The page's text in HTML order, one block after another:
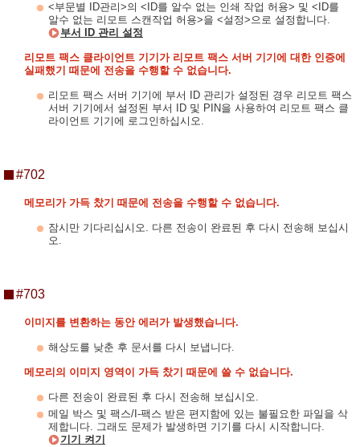
<부문별 ID관리>의 <ID를 알수 없는 인쇄 작업 허용> 및 <ID를
알수 없는 리모트 스캔작업 허용>을 <설정>으로 설정합니다.
부서 ID 관리 설정
리모트 팩스 클라이언트 기기가 리모트 팩스 서버 기기에 대한 인증에
실패했기 때문에 전송을 수행할 수 없습니다.
리모트 팩스 서버 기기에 부서 ID 관리가 설정된 경우 리모트 팩스
서버 기기에서 설정된 부서 ID 및 PIN을 사용하여 리모트 팩스 클
라이언트 기기에 로그인하십시오.
#702
메모리가 가득 찼기 때문에 전송을 수행할 수 없습니다.
잠시만 기다리십시오. 다른 전송이 완료된 후 다시 전송해 보십시
오.
#703
이미지를 변환하는 동안 에러가 발생했습니다.
해상도를 낮춘 후 문서를 다시 보냅니다.
메모리의 이미지 영역이 가득 찼기 때문에 쓸 수 없습니다.
다른 전송이 완료된 후 다시 전송해 보십시오.
메일 박스 및 팩스/I-팩스 받은 편지함에 있는 불필요한 파일을 삭
제합니다. 그래도 문제가 발생하면 기기를 다시 시작합니다.
기기 켜기